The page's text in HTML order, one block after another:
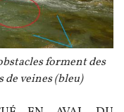
forment des
de veines (bleu)